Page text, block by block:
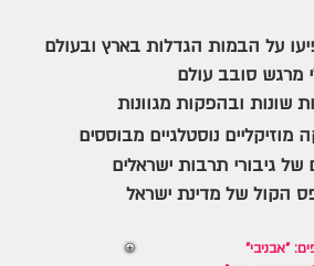
על הבמות הגדלות בארץ ובעולם
נוסטלגיים מבוססים
הקול של מדינת ישראל